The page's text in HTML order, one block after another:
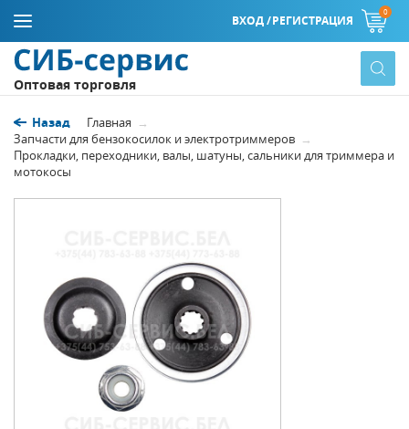
ВХОД /РЕГИСТРАЦИЯ
0
Оптовая торговля
Назад
Главная
Запчасти для бензокосилок и электротриммеров
Прокладки, переходники, валы, шатуны, сальники для триммера и
мотокосы